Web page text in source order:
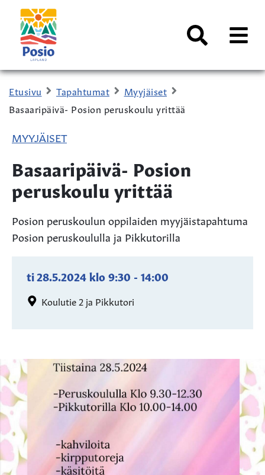
Siirry sisältöön
Kaupungin
logo
AVAA
Etusivu Tapahtumat
Myyjäiset
Basaaripäivä- Posion peruskoulu yrittää
MYYJÄISET
Basaaripäivä- Posion
peruskoulu yrittää
Posion peruskoulun oppilaiden myyjäistapahtuma
Posion peruskoululla ja Pikkutorilla
ti 28.5.2024klo9:30 - 14:00
Koulutie 2 ja Pikkutori